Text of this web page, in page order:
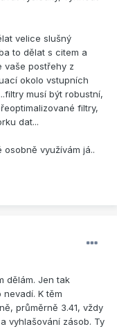
velice slušný
to dělat s citem a
vaše postřehy z
okolo vstupních
musí být robustní,
filtry,
dat...
osobně využívám já..
dělám. Jen tak
K těm
průměrně 3.41, vždy
vyhlašování zásob. Ty